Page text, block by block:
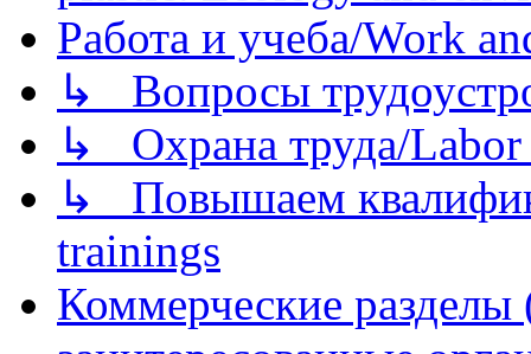
Работа и учеба/Work
↳ Вопросы
↳ Охрана труда/Labor
↳ Повышаем
trainings
Коммерческие